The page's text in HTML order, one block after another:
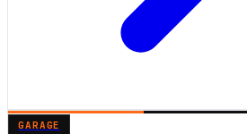
GARAGE